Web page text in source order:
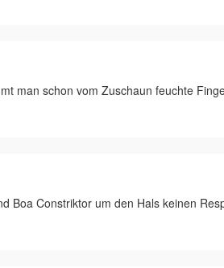
man schon vom Zuschaun feuchte
Boa Constriktor um den Hals keinen